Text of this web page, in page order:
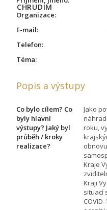
Organizace:
E-mail:
Telefon:
Téma:
Popis a výstupy
Co bylo cílem? Co
byly hlavní
výstupy? Jaký byl
průběh / kroky
realizace?
Jako
roku,
Kraje
Kraji
situací